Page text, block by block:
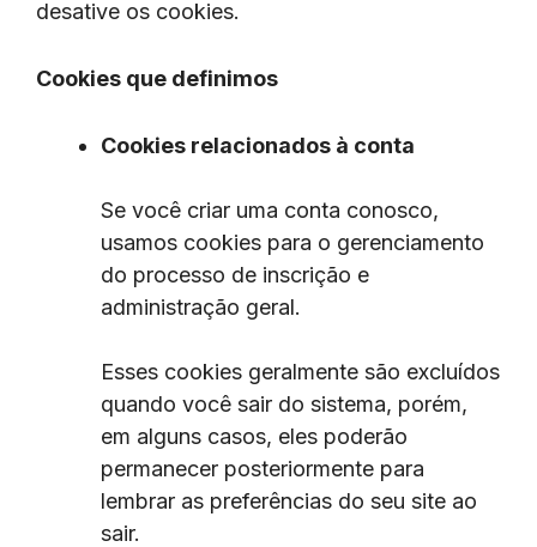
desative os cookies.
Cookies que definimos
Cookies relacionados à conta
Se você criar uma conta conosco,
usamos cookies para o gerenciamento
do processo de inscrição e
administração geral.
Esses cookies geralmente são excluídos
quando você sair do sistema, porém,
em alguns casos, eles poderão
permanecer posteriormente para
lembrar as preferências do seu site ao
sair.